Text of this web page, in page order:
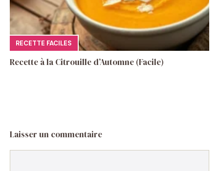
RECETTE FACILES
Recette à la Citrouille d’Automne (Facile)
Laisser un commentaire